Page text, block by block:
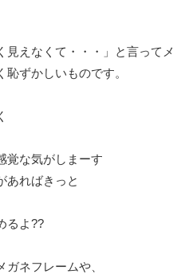
えなくて・・・」と言ってメ
ずかしいものです。
覚な気がしまーす
あればきっと
るよ??
ネフレームや、